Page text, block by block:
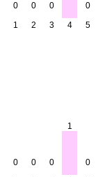
0
1
0
2
0
3
4
0
5
0
0
0
1
0